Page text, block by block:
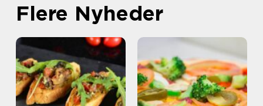
Flere Nyheder